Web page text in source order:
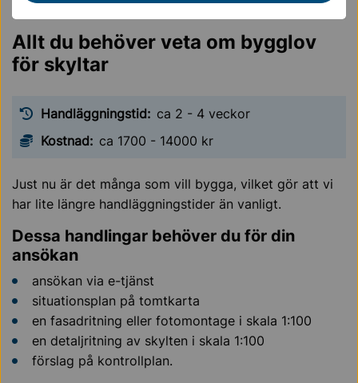
Allt du behöver veta om bygglov
för skyltar
Handläggningstid: ca 2 - 4 veckor
Kostnad: ca 1700 - 14000 kr
Just nu är det många som vill bygga, vilket gör att vi
har lite längre handläggningstider än vanligt.
Dessa handlingar behöver du för din
ansökan
ansökan via e-tjänst
situationsplan på tomtkarta
en fasadritning eller fotomontage i skala 1:100
en detaljritning av skylten i skala 1:100
förslag på kontrollplan.